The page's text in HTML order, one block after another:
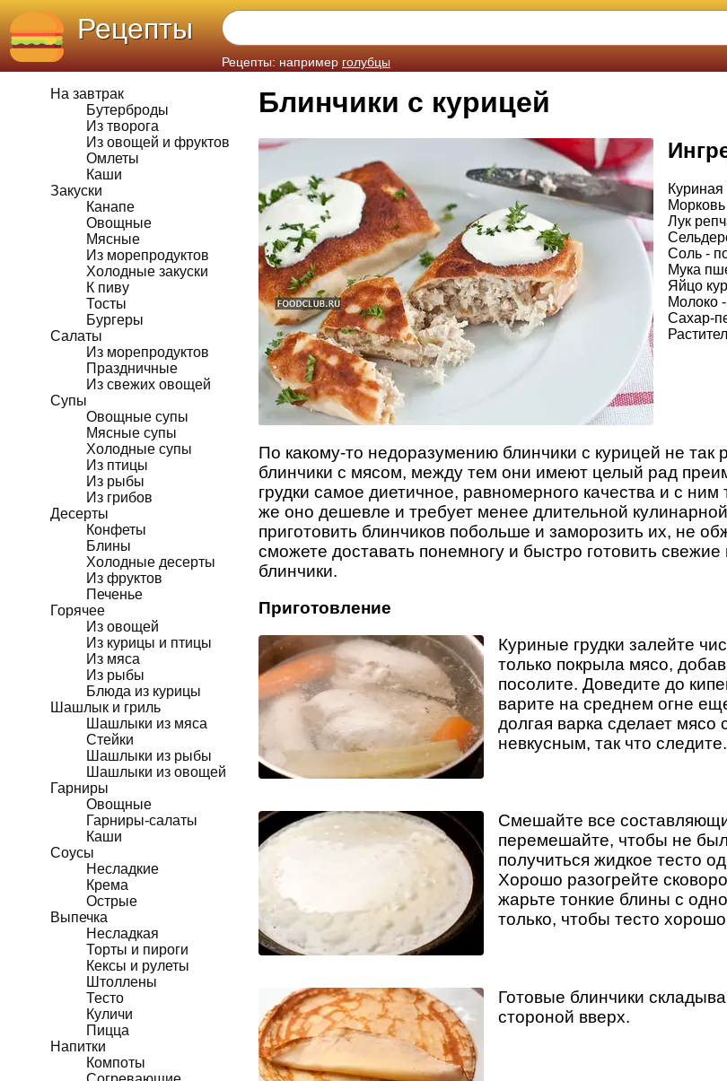
Рецепты
Рецепты: например голубцы
На завтрак
Бутерброды
Из творога
Из овощей и фруктов
Омлеты
Каши
Закуски
Канапе
Овощные
Мясные
Из морепродуктов
Холодные закуски
К пиву
Тосты
Бургеры
Салаты
Из морепродуктов
Праздничные
Из свежих овощей
Супы
Овощные супы
Мясные супы
Холодные супы
Из птицы
Из рыбы
Из грибов
Десерты
Конфеты
Блины
Холодные десерты
Из фруктов
Печенье
Горячее
Из овощей
Из курицы и птицы
Из мяса
Из рыбы
Блюда из курицы
Шашлык и гриль
Шашлыки из мяса
Стейки
Шашлыки из рыбы
Шашлыки из овощей
Гарниры
Овощные
Гарниры-салаты
Каши
Соусы
Несладкие
Крема
Острые
Выпечка
Несладкая
Торты и пироги
Кексы и рулеты
Штоллены
Тесто
Куличи
Пицца
Напитки
Компоты
Блинчики с курицей
Куриная
Морковь
Лук
Соль -
Мука
Яйцо
Молоко
Сахар-
По какому-то недоразумению блинчики с курицей не так
блинчики с мясом, между тем они имеют целый рад
грудки самое диетичное, равномерного качества и с
же оно дешевле и требует менее длительной
приготовить блинчиков побольше и заморозить их, не
сможете доставать понемногу и быстро готовить
блинчики.
Приготовление
Куриные грудки залейте
только покрыла мясо,
посолите. Доведите до
варите на среднем огне
долгая варка сделает
невкусным, так что
Смешайте все
перемешайте, чтобы не
получиться жидкое тесто
Хорошо разогрейте
жарьте тонкие блины с
только, чтобы тесто
Готовые блинчики
стороной вверх.